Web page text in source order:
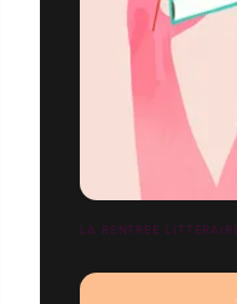
LA RENTRÉE